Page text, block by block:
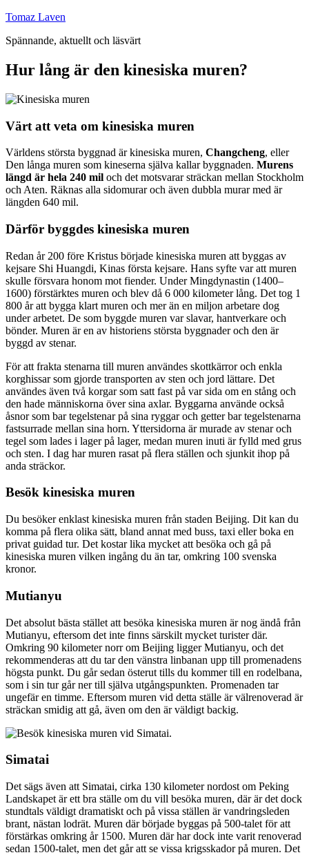
Hoppa
innehåll
Tomaz Laven
Spännande, aktuellt och läsvärt
Hur lång är den kinesiska muren?
Värt att veta om kinesiska muren
Världens största byggnad är kinesiska muren, Changcheng, eller
Den långa muren som kineserna själva kallar byggnaden. Murens
längd är hela 240 mil och det motsvarar sträckan mellan Stockholm
och Aten. Räknas alla sidomurar och även dubbla murar med är
längden 640 mil.
Därför byggdes kinesiska muren
Redan år 200 före Kristus började kinesiska muren att byggas av
kejsare Shi Huangdi, Kinas första kejsare. Hans syfte var att muren
skulle försvara honom mot fiender. Under Mingdynastin (1400–
1600) förstärktes muren och blev då 6 000 kilometer lång. Det tog 1
800 år att bygga klart muren och mer än en miljon arbetare dog
under arbetet. De som byggde muren var slavar, hantverkare och
bönder. Muren är en av historiens största byggnader och den är
byggd av stenar.
För att frakta stenarna till muren användes skottkärror och enkla
korghissar som gjorde transporten av sten och jord lättare. Det
användes även två korgar som satt fast på var sida om en stång och
den hade människorna över sina axlar. Byggarna använde också
åsnor som bar tegelstenar på sina ryggar och getter bar tegelstenarna
fastsurrade mellan sina horn. Yttersidorna är murade av stenar och
tegel som lades i lager på lager, medan muren inuti är fylld med grus
och sten. I dag har muren rasat på flera ställen och sjunkit ihop på
anda sträckor.
Besök kinesiska muren
Du besöker enklast kinesiska muren från staden Beijing. Dit kan du
komma på flera olika sätt, bland annat med buss, taxi eller boka en
privat guidad tur. Det kostar lika mycket att besöka och gå på
kinesiska muren vilken ingång du än tar, omkring 100 svenska
kronor.
Mutianyu
Det absolut bästa stället att besöka kinesiska muren är nog ändå från
Mutianyu, eftersom det inte finns särskilt mycket turister där.
Omkring 90 kilometer norr om Beijing ligger Mutianyu, och det
rekommenderas att du tar den vänstra linbanan upp till promenadens
högsta punkt. Du går sedan österut tills du kommer till en rodelbana,
som i sin tur går ner till själva utgångspunkten. Promenaden tar
ungefär en timme. Eftersom muren vid detta ställe är välrenoverad är
sträckan smidig att gå, även om den är väldigt backig.
Simatai
Det sägs även att Simatai, cirka 130 kilometer nordost om Peking
Landskapet är ett bra ställe om du vill besöka muren, där är det dock
stundtals väldigt dramatiskt och på vissa ställen är vandringsleden
brant, nästan lodrät. Muren där började byggas på 500-talet för att
förstärkas omkring år 1500. Muren där har dock inte varit renoverad
sedan 1500-talet, men det går att se vissa krigsskador på muren. Det